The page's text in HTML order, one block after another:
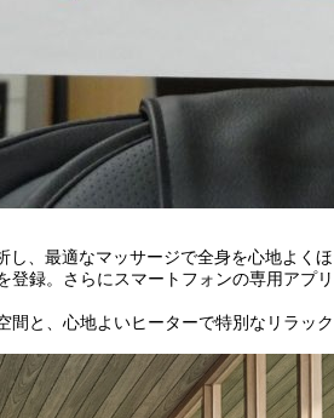
、最適なマッサージで全身を心地よくほ
登録。さらにスマートフォンの専用アプ
と、心地よいヒーターで特別なリラック